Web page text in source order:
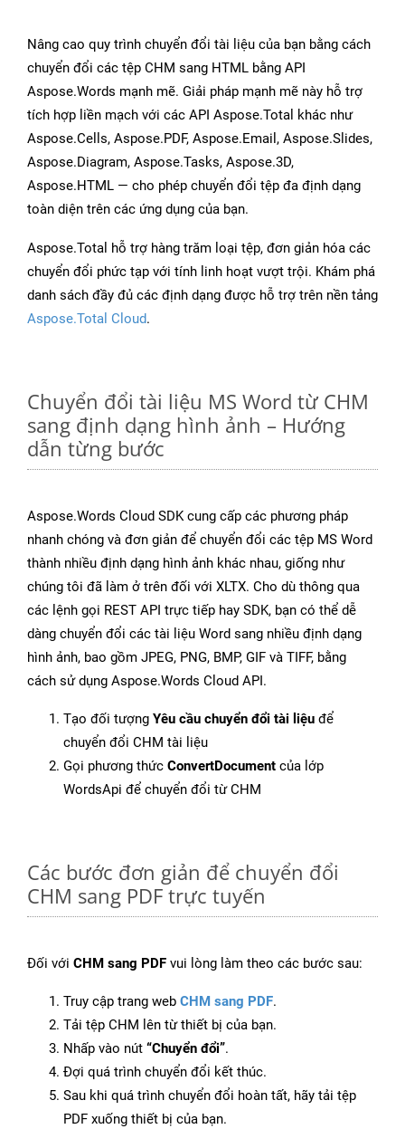
Nâng cao quy trình chuyển đổi tài liệu của bạn bằng cách
chuyển đổi các tệp CHM sang HTML bằng API
Aspose.Words mạnh mẽ. Giải pháp mạnh mẽ này hỗ trợ
tích hợp liền mạch với các API Aspose.Total khác như
Aspose.Cells, Aspose.PDF, Aspose.Email, Aspose.Slides,
Aspose.Diagram, Aspose.Tasks, Aspose.3D,
Aspose.HTML — cho phép chuyển đổi tệp đa định dạng
toàn diện trên các ứng dụng của bạn.
Aspose.Total hỗ trợ hàng trăm loại tệp, đơn giản hóa các
chuyển đổi phức tạp với tính linh hoạt vượt trội. Khám phá
danh sách đầy đủ các định dạng được hỗ trợ trên nền tảng
Aspose.Total Cloud.
Chuyển đổi tài liệu MS Word từ CHM
sang định dạng hình ảnh – Hướng
dẫn từng bước
Aspose.Words Cloud SDK cung cấp các phương pháp
nhanh chóng và đơn giản để chuyển đổi các tệp MS Word
thành nhiều định dạng hình ảnh khác nhau, giống như
chúng tôi đã làm ở trên đối với XLTX. Cho dù thông qua
các lệnh gọi REST API trực tiếp hay SDK, bạn có thể dễ
dàng chuyển đổi các tài liệu Word sang nhiều định dạng
hình ảnh, bao gồm JPEG, PNG, BMP, GIF và TIFF, bằng
cách sử dụng Aspose.Words Cloud API.
Tạo đối tượng Yêu cầu chuyển đổi tài liệu để
chuyển đổi CHM tài liệu
Gọi phương thức ConvertDocument của lớp
WordsApi để chuyển đổi từ CHM
Các bước đơn giản để chuyển đổi
CHM sang PDF trực tuyến
Đối với CHM sang PDF vui lòng làm theo các bước sau:
Truy cập trang web CHM sang PDF.
Tải tệp CHM lên từ thiết bị của bạn.
Nhấp vào nút “Chuyển đổi”.
Đợi quá trình chuyển đổi kết thúc.
Sau khi quá trình chuyển đổi hoàn tất, hãy tải tệp
PDF xuống thiết bị của bạn.